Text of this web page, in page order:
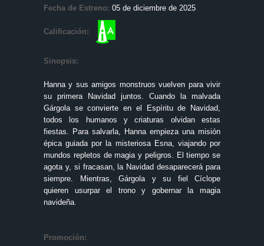
Fecha de Estreno: 05 de diciembre de 2025
Calificación:
Sinopsis:
Hanna y sus amigos monstruos vuelven para vivir
su primera Navidad juntos. Cuando la malvada
Gárgola se convierte en el Espíritu de Navidad,
todos los humanos y criaturas olvidan estas
fiestas. Para salvarla, Hanna empieza una misión
épica guiada por la misteriosa Esna, viajando por
mundos repletos de magia y peligros. El tiempo se
agota y, si fracasan, la Navidad desaparecerá para
siempre. Mientras, Gárgola y su fiel Cíclope
quieren usurpar el trono y gobernar la magia
navideña.
Promoción: